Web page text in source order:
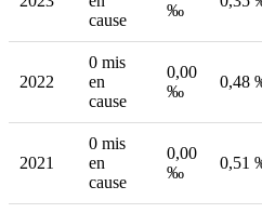
cause
‰
2022
0 mis
en
cause
0,00
‰
0,48
2021
0 mis
en
cause
0,00
‰
0,51